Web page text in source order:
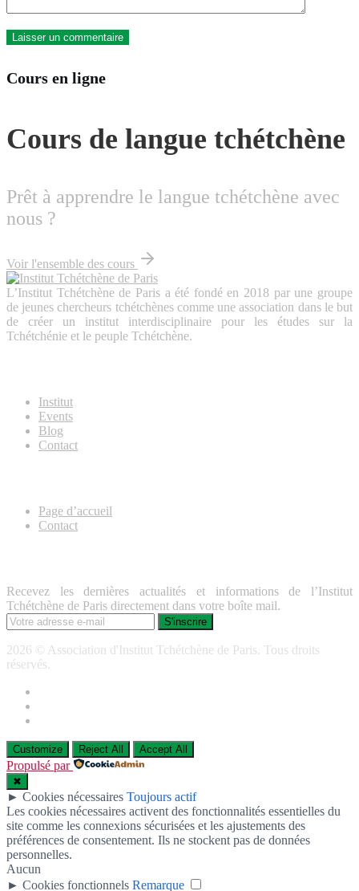
Cours en ligne
Cours de langue tchétchène
Prêt à apprendre le langue tchétchène avec
nous ?
Voir l'ensemble des cours
L’Institut Tchétchène de Paris a été fondé en 2018 par une groupe
de jeunes chercheurs tchétchènes comme une association dans le but
de créer un institut interdisciplinaire pour les études sur la
Tchétchénie et le peuple Tchétchène.
Institut
Events
Blog
Contact
Page d’accueil
Contact
Recevez les dernières actualités et informations de l’Institut
Tchétchène de Paris directement dans votre boîte mail.
2026 © Association d'Institut Tchétchène de Paris. Tous droits
réservés.
Customize Reject All Accept All
Propulsé par
✖
► Cookies nécessaires Toujours actif
Les cookies nécessaires activent des fonctionnalités essentielles du
site comme les connexions sécurisées et les ajustements des
préférences de consentement. Ils ne stockent pas de données
personnelles.
Aucun
► Cookies fonctionnels Remarque